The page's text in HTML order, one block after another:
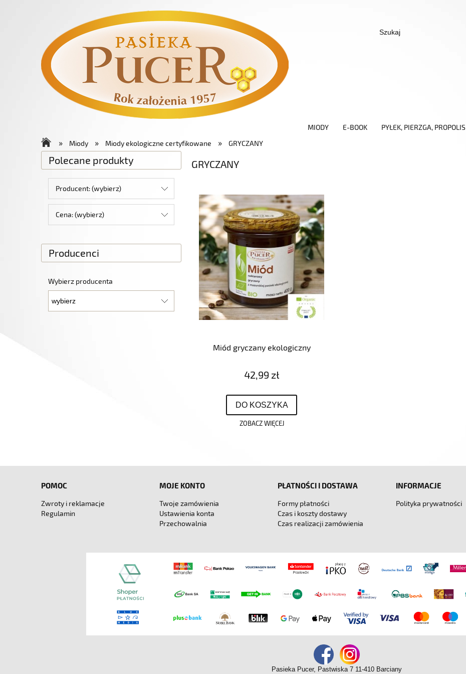
MIODY E-BOOK PYŁEK, PIERZGA, PROPOLIS
» Miody » Miody ekologiczne certyfikowane » GRYCZANY
Polecane produkty
Producent: (wybierz)
Cena: (wybierz)
Producenci
Wybierz producenta
GRYCZANY
Miód gryczany ekologiczny
42,99 zł
DO KOSZYKA
ZOBACZ WIĘCEJ
POMOC
Zwroty i reklamacje
Regulamin
MOJE KONTO
Twoje zamówienia
Ustawienia konta
Przechowalnia
PŁATNOŚCI I DOSTAWA
Formy płatności
Czas i koszty dostawy
Czas realizacji zamówienia
INFORMACJE
Polityka prywatności
Pasieka Pucer, Pastwiska 7 11-410 Barciany